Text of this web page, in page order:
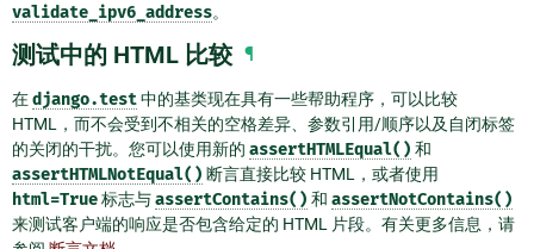
validate_ipv6_address。
测试中的 HTML 比较 ¶
在django.test中的基类现在具有一些帮助程序，可以比较
HTML，而不会受到不相关的空格差异、参数引用/顺序以及自闭标签
的关闭的干扰。您可以使用新的 assertHTMLEqual() 和
assertHTMLNotEqual() 断言直接比较 HTML，或者使用
html=True标志与assertContains() 和 assertNotContains()
来测试客户端的响应是否包含给定的 HTML 片段。有关更多信息，请